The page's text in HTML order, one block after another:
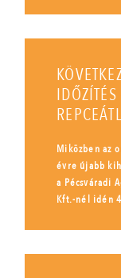
Miközben az
évre újabb
a Pécsváradi
Kft.-nél idén